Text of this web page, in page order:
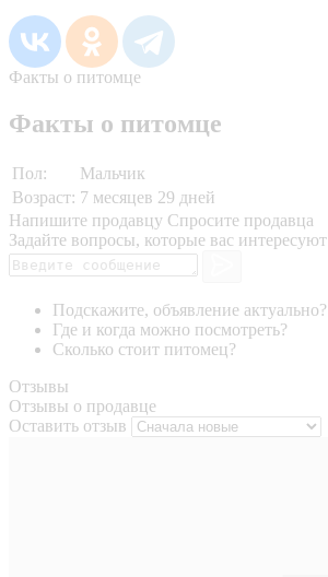
Факты о питомце
Факты о питомце
Пол:
Мальчик
Возраст: 7 месяцев 29 дней
Напишите продавцу Спросите продавца
Задайте вопросы, которые вас интересуют
Подскажите, объявление актуально?
Где и когда можно посмотреть?
Сколько стоит питомец?
Отзывы
Отзывы о продавце
Оставить отзыв